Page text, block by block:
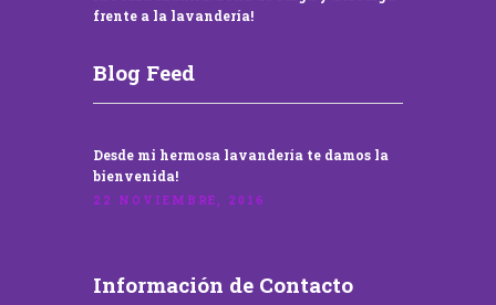
frente a la lavandería!
Blog Feed
Desde mi hermosa lavandería te damos la
bienvenida!
22 NOVIEMBRE, 2016
Información de Contacto